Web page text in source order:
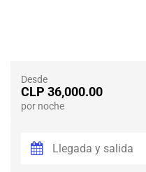
Desde
CLP 36,000.00
por noche